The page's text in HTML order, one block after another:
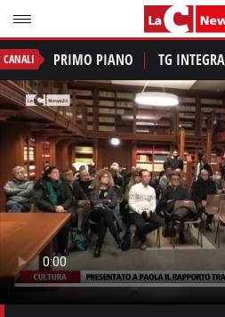
CANALI PRIMO PIANO TG